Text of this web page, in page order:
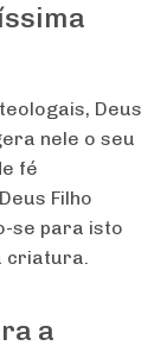
Deus
nele o seu
fé
Filho
se para isto
criatura.
a